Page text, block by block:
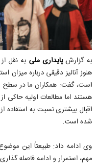
به گزارشپایداری ملی به نقل
هنوز آنالیز دقیقی درباره
است، گفت: همکاران ما در سطح
هستند اما مطالعات اولیه
اقبال بیشتری نسبت به
شده است.
وی ادامه داد: طبیعتاً این
مهم، استمرار و ادامه فاصله